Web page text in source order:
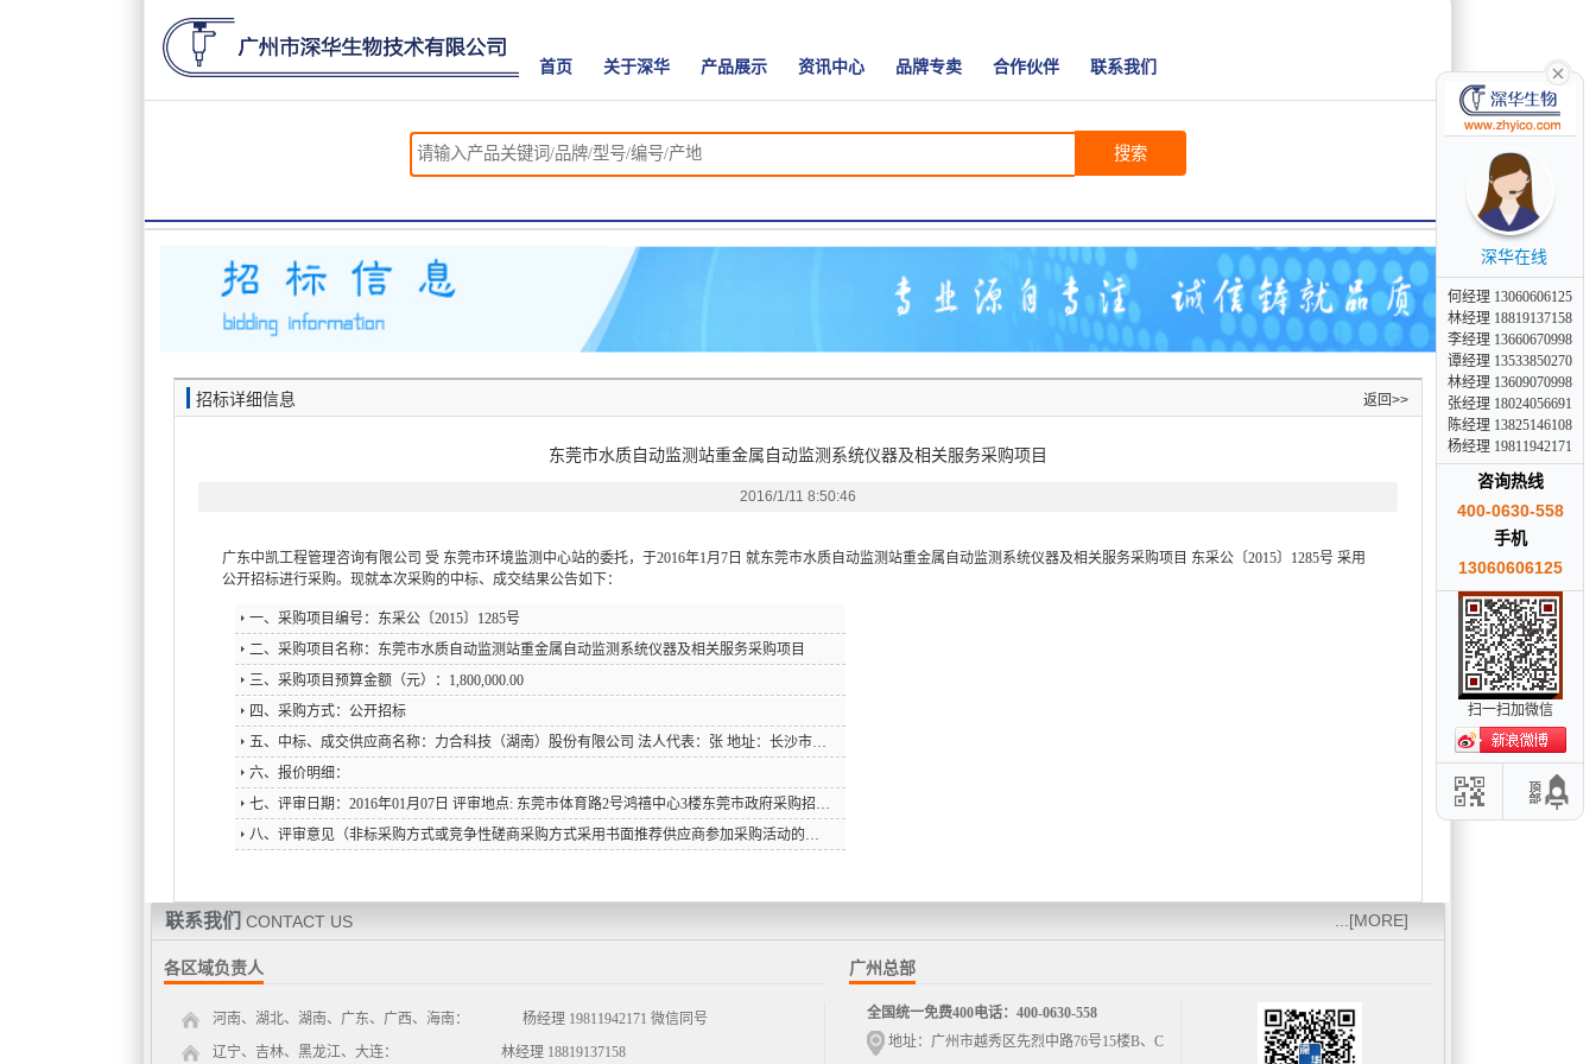
首页 关于深华 产品展示 资讯中心 品牌专卖 合作伙伴 联系我们
搜索
招标详细信息 返回>>
东莞市水质自动监测站重金属自动监测系统仪器及相关服务采购项目
2016/1/11 8:50:46
广东中凯工程管理咨询有限公司 受 东莞市环境监测中心站的委托，于2016年1月7日 就东莞市水质自动监测站重金属自动监测系统仪器及相关服务采购项目 东采公〔2015〕1285号 采用
公开招标进行采购。现就本次采购的中标、成交结果公告如下：
一、采购项目编号：东采公〔2015〕1285号
二、采购项目名称：东莞市水质自动监测站重金属自动监测系统仪器及相关服务采购项目
三、采购项目预算金额（元）：1,800,000.00
四、采购方式：公开招标
五、中标、成交供应商名称：力合科技（湖南）股份有限公司 法人代表：张 地址：长沙市高新区青山路668号
六、报价明细：
包号 评审日期 中标金额(元) 中标供应商 地址
中标结果情况说明
A包
2016年01月07日1,790,000.00 力合科技（湖南）股份有限公司长沙市高新区青山路668号
七、评审日期：2016年01月07日 评审地点: 东莞市体育路2号鸿禧中心3楼东莞市政府采购招投标服务大厅开标四室
评审委员会（谈判小组、询价小组、磋商小组或单一来源采购小组）：
八、评审意见（非标采购方式或竞争性磋商采购方式采用书面推荐供应商参加采购活动的，还应当公告采购人和评审专家的推荐意见）
联系我们 CONTACT US ...[MORE]
各区域负责人
河南、湖北、湖南、广东、广西、海南： 杨经理 19811942171 微信同号
辽宁、吉林、黑龙江、大连： 林经理 18819137158
广州总部
全国统一免费400电话：400-0630-558
地址：广州市越秀区先烈中路76号15楼B、C
深华在线
何经理 13060606125
林经理 18819137158
李经理 13660670998
谭经理 13533850270
林经理 13609070998
张经理 18024056691
陈经理 13825146108
杨经理 19811942171
咨询热线
400-0630-558
手机
13060606125
扫一扫加微信